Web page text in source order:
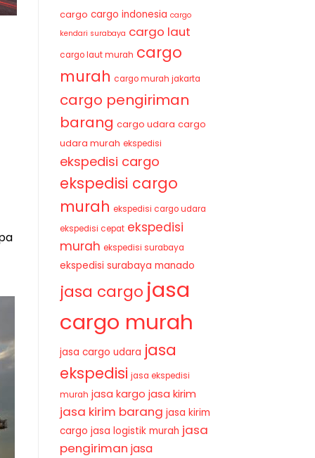
cargo cargo indonesia cargo
kendari surabaya cargo laut
cargo laut murah cargo
murah cargo murah jakarta
cargo pengiriman
barang cargo udara cargo
udara murah ekspedisi
ekspedisi cargo
ekspedisi cargo
murah ekspedisi cargo udara
ekspedisi cepat ekspedisi
murah ekspedisi surabaya
ekspedisi surabaya manado
jasa cargo jasa
cargo murah
jasa cargo udara jasa
ekspedisi jasa ekspedisi
murah jasa kargo jasa kirim
jasa kirim barang jasa kirim
cargo jasa logistik murah jasa
pengiriman jasa